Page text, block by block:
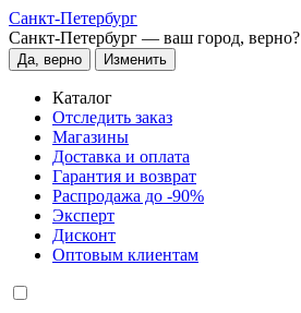
Санкт-Петербург
Санкт-Петербург — ваш город, верно?
Да, верно Изменить
Каталог
Отследить заказ
Магазины
Доставка и оплата
Гарантия и возврат
Распродажа до -90%
Эксперт
Дисконт
Оптовым клиентам